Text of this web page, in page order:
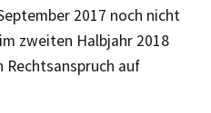
2017 noch nicht
zweiten Halbjahr 2018
auf